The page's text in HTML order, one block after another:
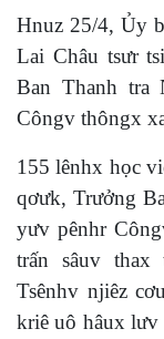
Hnuz 25/4, Ủy
Lai Châu tsưr
Ban Thanh tra
Côngv thôngx
155 lênhx học
qơưk, Trưởng
yưv pênhr
trấn sâuv thax
Tsênhv njiêz
kriê uô hâux lưv